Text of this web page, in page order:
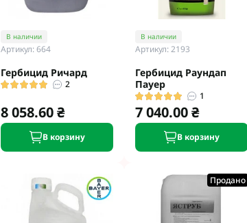
В наличии
Артикул: 664
Гербицид Ричард
2
8 058.60 ₴
В корзину
В наличии
Артикул: 2193
Гербицид Раундап
Пауер
1
7 040.00 ₴
В корзину
Продано